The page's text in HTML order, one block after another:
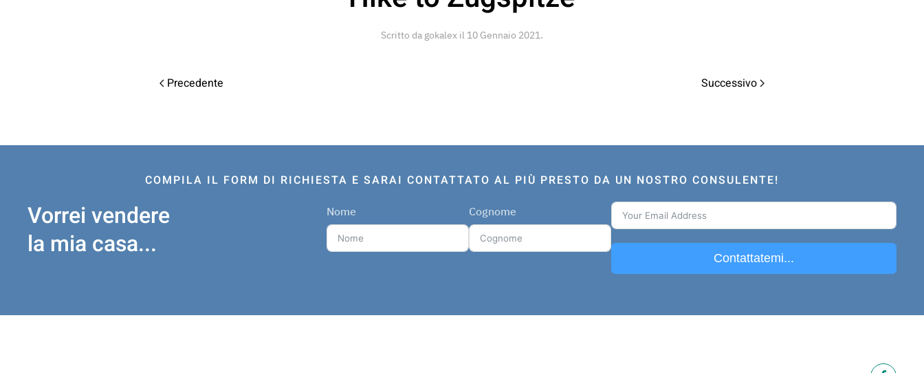
Scritto da gokalex il 10 Gennaio 2021.
Precedente Successivo
COMPILA IL FORM DI RICHIESTA E SARAI CONTATTATO AL PIÙ PRESTO DA UN NOSTRO CONSULENTE!
Vorrei vendere
la mia casa...
Nome Cognome
Contattatemi...